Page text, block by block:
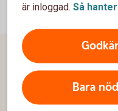
är inloggad. Så
Bara
Sidfot
Hitta snabbt
Kontakta oss